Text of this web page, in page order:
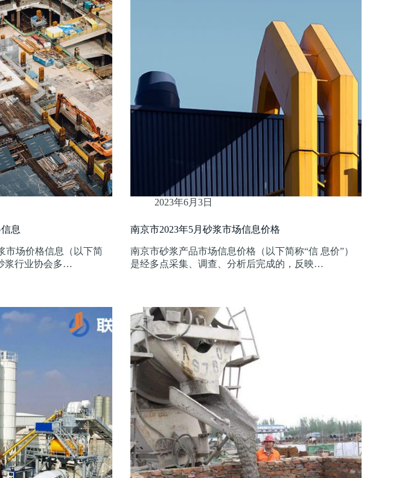
息
市场价格信息（以下简
浆行业协会多…
2023年6月3日
南京市2023年5月砂浆市场信息价格
南京市砂浆产品市场信息价格（以下简称“信 息价”）
是经多点采集、调查、分析后完成的，反映…